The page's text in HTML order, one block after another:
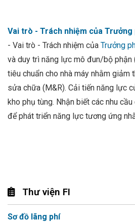
Vai trò - Trách nhiệm của
- Vai trò - Trách nhiệm của Trưởng
và duy trì năng lực mô đun/bộ
tiêu chuẩn cho nhà máy nhằm giảm
sửa chữa (M&R). Cải tiến năng lực
kho phụ tùng. Nhận biết các nhu
để phát triển năng lực tương ứng
Thư viện FI
Sơ đồ lãng phí